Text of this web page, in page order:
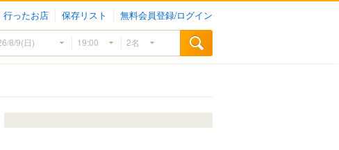
行ったお店 保存リスト 無料会員登録/ログイン